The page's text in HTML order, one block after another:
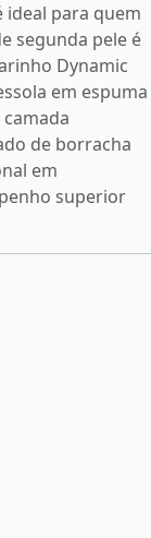
ideal para quem
segunda pele é
Dynamic
em espuma
de borracha
em
superior